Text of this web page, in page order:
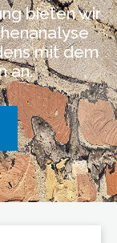
bieten wir
mit dem
an.